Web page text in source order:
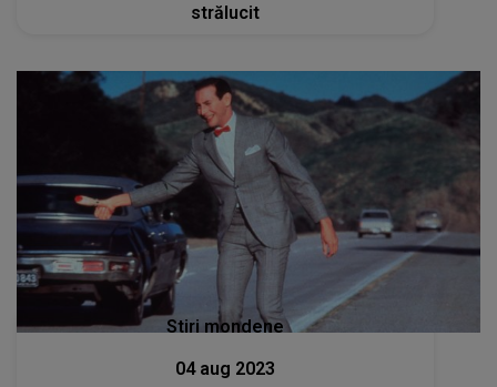
strălucit
Stiri mondene
04 aug 2023